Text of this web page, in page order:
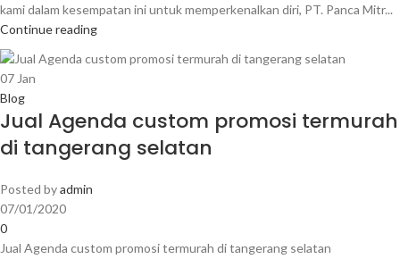
kami dalam kesempatan ini untuk memperkenalkan diri, PT. Panca Mitr...
Continue reading
07 Jan
Blog
Jual Agenda custom promosi termurah
di tangerang selatan
Posted byadmin
07/01/2020
0
Jual Agenda custom promosi termurah di tangerang selatan